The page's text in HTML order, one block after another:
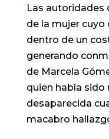
Las autoridades
de la mujer
dentro de un
generando
de Marcela
quien había
desaparecida
macabro